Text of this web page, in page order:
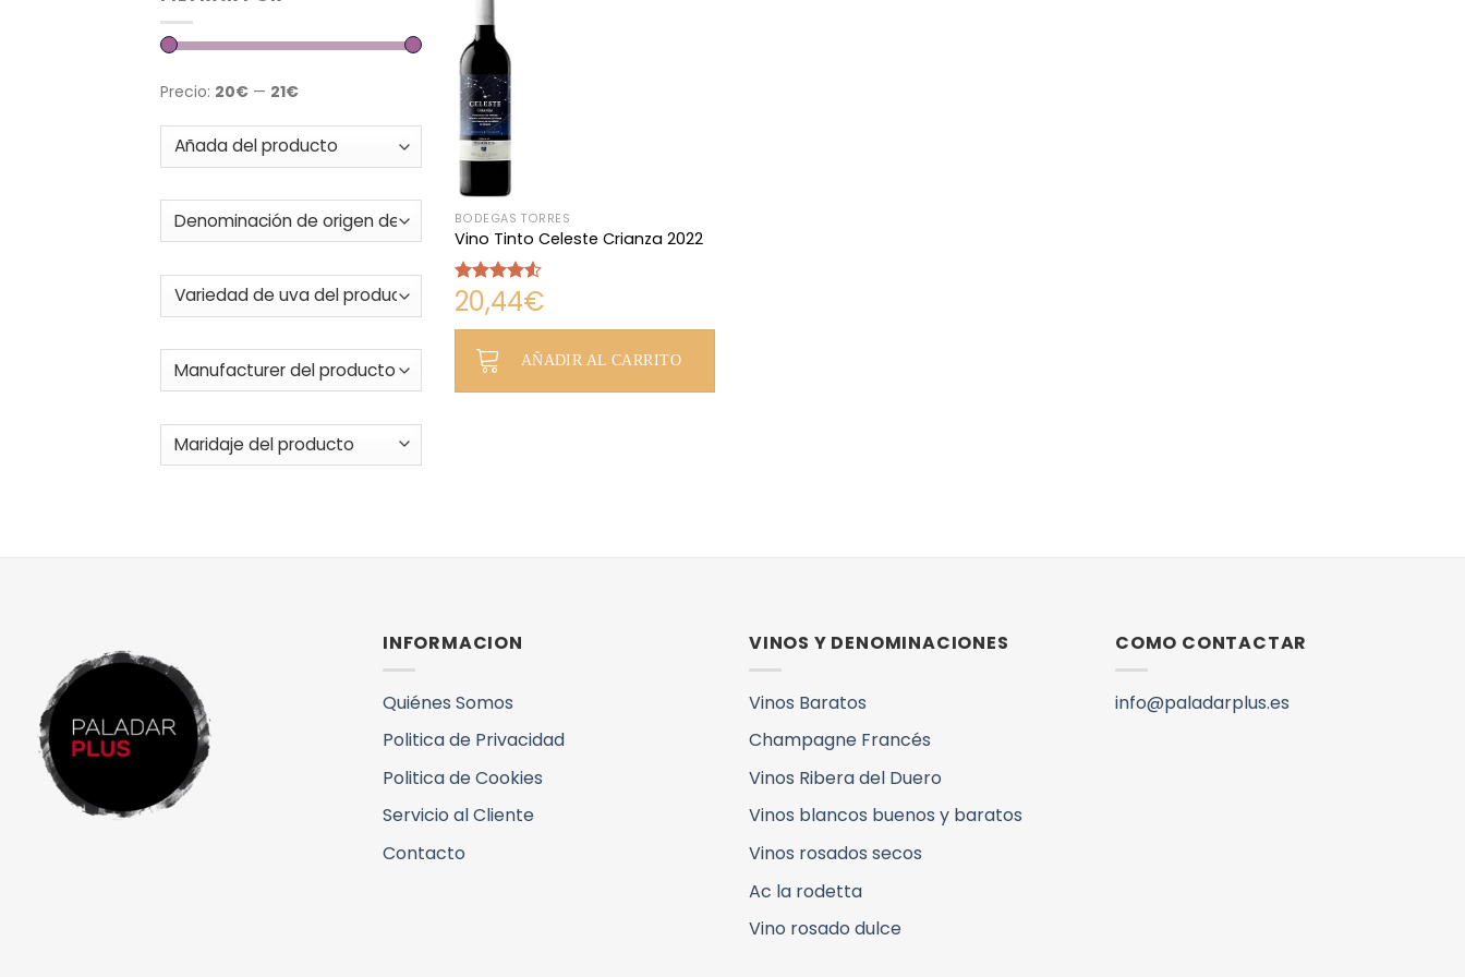
Precio: 20€ — 21€
BODEGAS TORRES
Vino Tinto Celeste Crianza 2022
Valorado
con4.50
de 5
20,44€
AÑADIR AL CARRITO
INFORMACION
Quiénes Somos
Politica de Privacidad
Politica de Cookies
Servicio al Cliente
Contacto
VINOS Y DENOMINACIONES
Vinos Baratos
Champagne Francés
Vinos Ribera del Duero
Vinos blancos buenos y baratos
Vinos rosados secos
Ac la rodetta
Vino rosado dulce
COMO CONTACTAR
info@paladarplus.es